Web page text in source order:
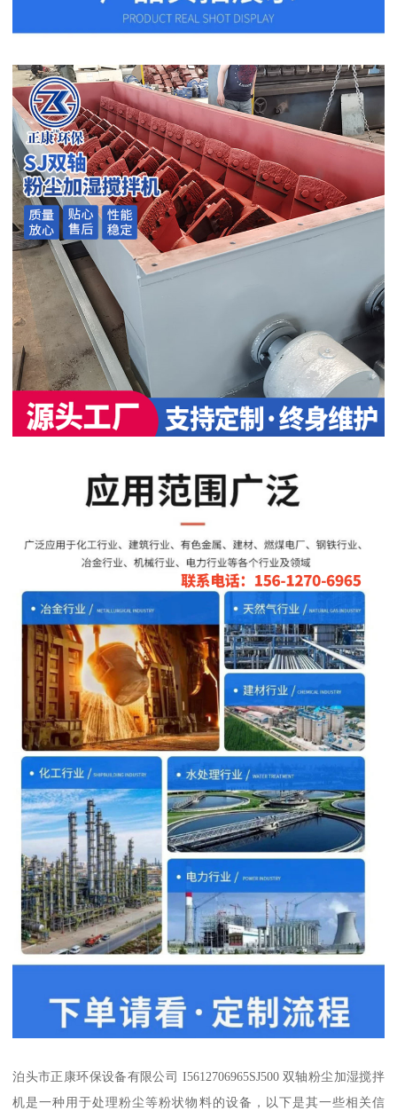
泊头市正康环保设备有限公司 I5612706965SJ500 双轴粉尘加湿搅拌
机是一种用于处理粉尘等粉状物料的设备，以下是其一些相关信